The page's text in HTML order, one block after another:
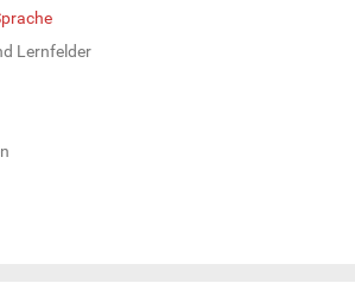
Lernfelder